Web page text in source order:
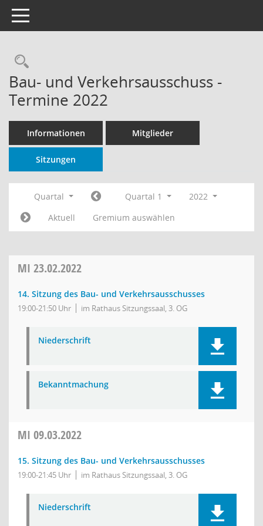
Toggle navigation
Rechercheauswahl
Bau- und Verkehrsausschuss -
Termine 2022
Informationen Mitglieder
Sitzungen
Quartal Quartal 1
2022
Aktuell
Gremium auswählen
MI 23.02.2022
14. Sitzung des Bau- und Verkehrsausschusses
19:00-21:50 Uhr im Rathaus Sitzungssaal, 3. OG
Niederschrift
Bekanntmachung
MI 09.03.2022
15. Sitzung des Bau- und Verkehrsausschusses
19:00-21:45 Uhr im Rathaus Sitzungssaal, 3. OG
Niederschrift